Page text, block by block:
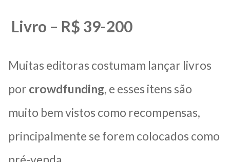
Livro – R$ 39-200
Muitas editoras costumam lançar livros
por crowdfunding, e esses itens são
muito bem vistos como recompensas,
principalmente se forem colocados como